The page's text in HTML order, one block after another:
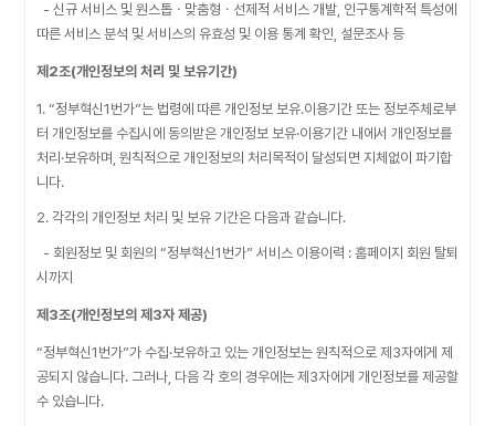
- 신규 서비스 및 원스톱ㆍ맞춤형ㆍ선제적 서비스 개발, 인구통계학적 특성에
따른 서비스 분석 및 서비스의 유효성 및 이용 통계 확인, 설문조사 등
제2조(개인정보의 처리 및 보유기간)
1. “정부혁신1번가”는 법령에 따른 개인정보 보유․이용기간 또는 정보주체로부
터 개인정보를 수집시에 동의받은 개인정보 보유·이용기간 내에서 개인정보를
처리·보유하며, 원칙적으로 개인정보의 처리목적이 달성되면 지체없이 파기합
니다.
2. 각각의 개인정보 처리 및 보유 기간은 다음과 같습니다.
- 회원정보 및 회원의 “정부혁신1번가” 서비스 이용이력 : 홈페이지 회원 탈퇴
시까지
제3조(개인정보의 제3자 제공)
“정부혁신1번가”가 수집·보유하고 있는 개인정보는 원칙적으로 제3자에게 제
공되지 않습니다. 그러나, 다음 각 호의 경우에는 제3자에게 개인정보를 제공할
수 있습니다.